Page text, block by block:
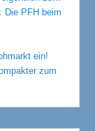
Die PFH beim
ein!
zum